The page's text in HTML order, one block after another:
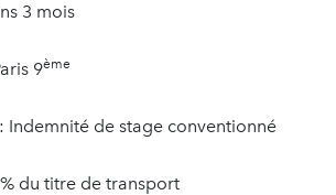
3 mois
9ème
Indemnité de stage conventionné
du titre de transport